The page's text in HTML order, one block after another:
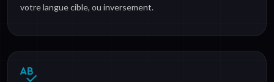
votre langue cible, ou inversement.